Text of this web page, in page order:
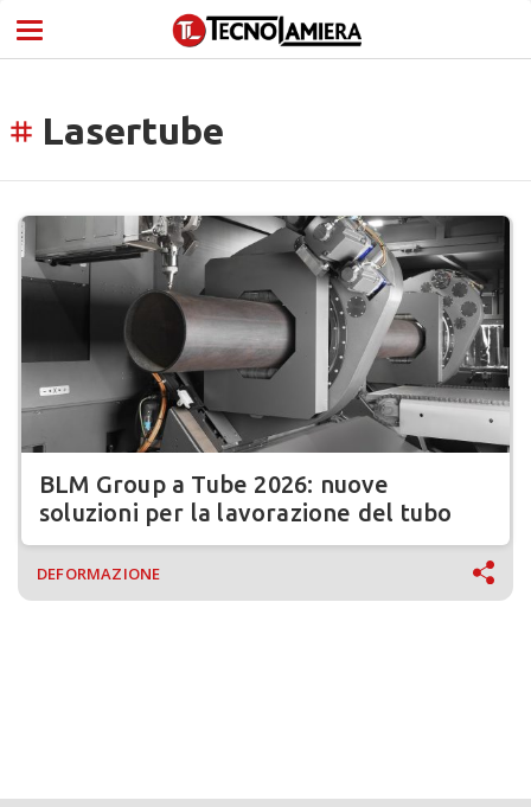
tag Lasertube
BLM Group a Tube 2026: nuove
soluzioni per la lavorazione del tubo
DEFORMAZIONE